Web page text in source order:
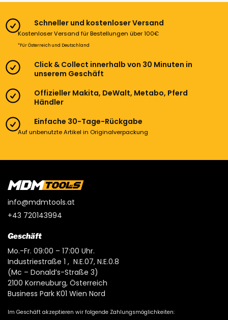
Schneller und kostenloser Versand
Kostenloser Versand für Bestellungen über 100€
*Für Österreich und Deutschland
Click & Collect innerhalb von 30 Minuten in
unserem Geschäft
Offizieller Makita, DeWalt, Metabo, Pferd
Händler
Einfache 30-Tage-Rückgabe
Auf unbenutzte Artikel in Originalverpackung
info@mdmtools.at
+43 720143994
Geschäft
Mo.-Fr. 09:00 – 17:00 Uhr.
Industriestraße 1 , N.E.07, N.E.0.8
(Mc – Donald’s-Straße 3)
2100 Korneuburg, Österreich
Business Park K01 Wien Nord
Im Geschäft akzeptieren wir folgende Zahlungsmöglichkeiten: